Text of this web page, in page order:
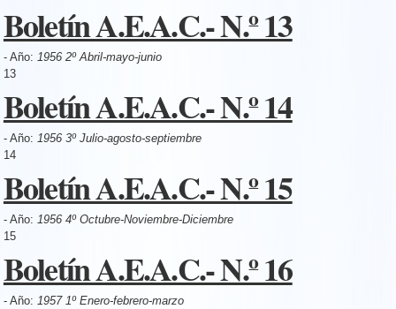
Boletín A.E.A.C.- N.º 13
- Año: 1956 2º Abril-mayo-junio
13
Boletín A.E.A.C.- N.º 14
- Año: 1956 3º Julio-agosto-septiembre
14
Boletín A.E.A.C.- N.º 15
- Año: 1956 4º Octubre-Noviembre-Diciembre
15
Boletín A.E.A.C.- N.º 16
- Año: 1957 1º Enero-febrero-marzo